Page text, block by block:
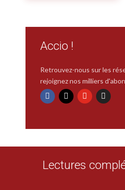
Accio !
Retrouvez-nous sur les
rejoignez nos milliers
Lectures